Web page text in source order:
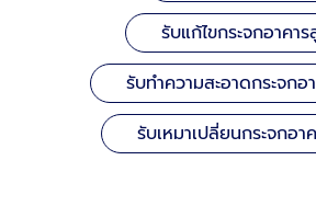
รับแก้ไขกระจกอาคา
รับทำความสะอาดกระจกอ
รับเหมาเปลี่ยนกระจกอา